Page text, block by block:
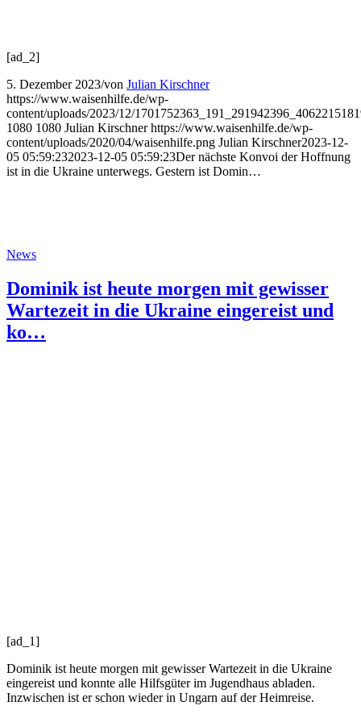
[ad_2]
5. Dezember 2023/von Julian Kirschner
https://www.waisenhilfe.de/wp-
content/uploads/2023/12/
1080 1080 Julian Kirschner https://www.waisenhilfe.de/wp-
content/uploads/2020/04/waisenhilfe.png Julian Kirschner2023-12-
05 05:59:232023-12-05 05:59:23Der nächste Konvoi der Hoffnung
ist in die Ukraine unterwegs. Gestern ist Domin…
News
Dominik ist heute morgen mit gewisser
Wartezeit in die Ukraine eingereist und
ko…
[ad_1]
Dominik ist heute morgen mit gewisser Wartezeit in die Ukraine
eingereist und konnte alle Hilfsgüter im Jugendhaus abladen.
Inzwischen ist er schon wieder in Ungarn auf der Heimreise.